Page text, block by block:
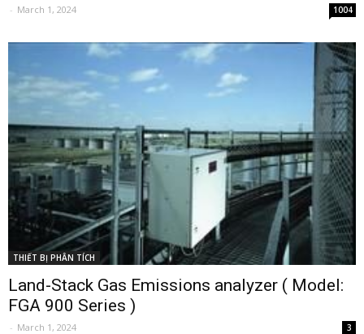
- March 1, 2024 1004
THIẾT BỊ PHÂN TÍCH
Land-Stack Gas Emissions analyzer ( Model:
FGA 900 Series )
- March 1, 2024 3